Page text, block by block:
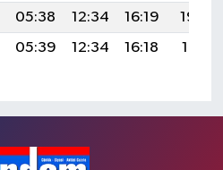
05:38 12:34 16:19
19:20
05:39 12:34 16:18 19:18